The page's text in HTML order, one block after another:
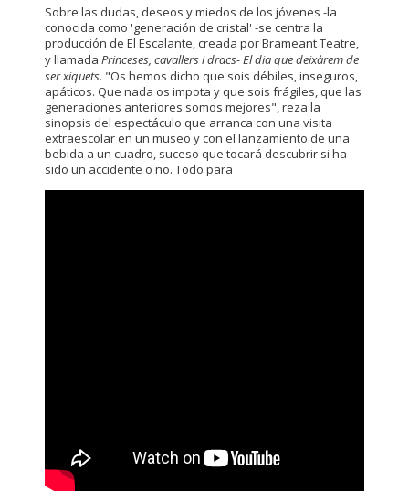
Sobre las dudas, deseos y miedos de los jóvenes -la
conocida como 'generación de cristal' -se centra la
producción de El Escalante, creada por Brameant Teatre,
y llamada Princeses, cavallers i dracs- El dia que deixàrem de
ser xiquets. "Os hemos dicho que sois débiles, inseguros,
apáticos. Que nada os impota y que sois frágiles, que las
generaciones anteriores somos mejores", reza la
sinopsis del espectáculo que arranca con una visita
extraescolar en un museo y con el lanzamiento de una
bebida a un cuadro, suceso que tocará descubrir si ha
sido un accidente o no. Todo para